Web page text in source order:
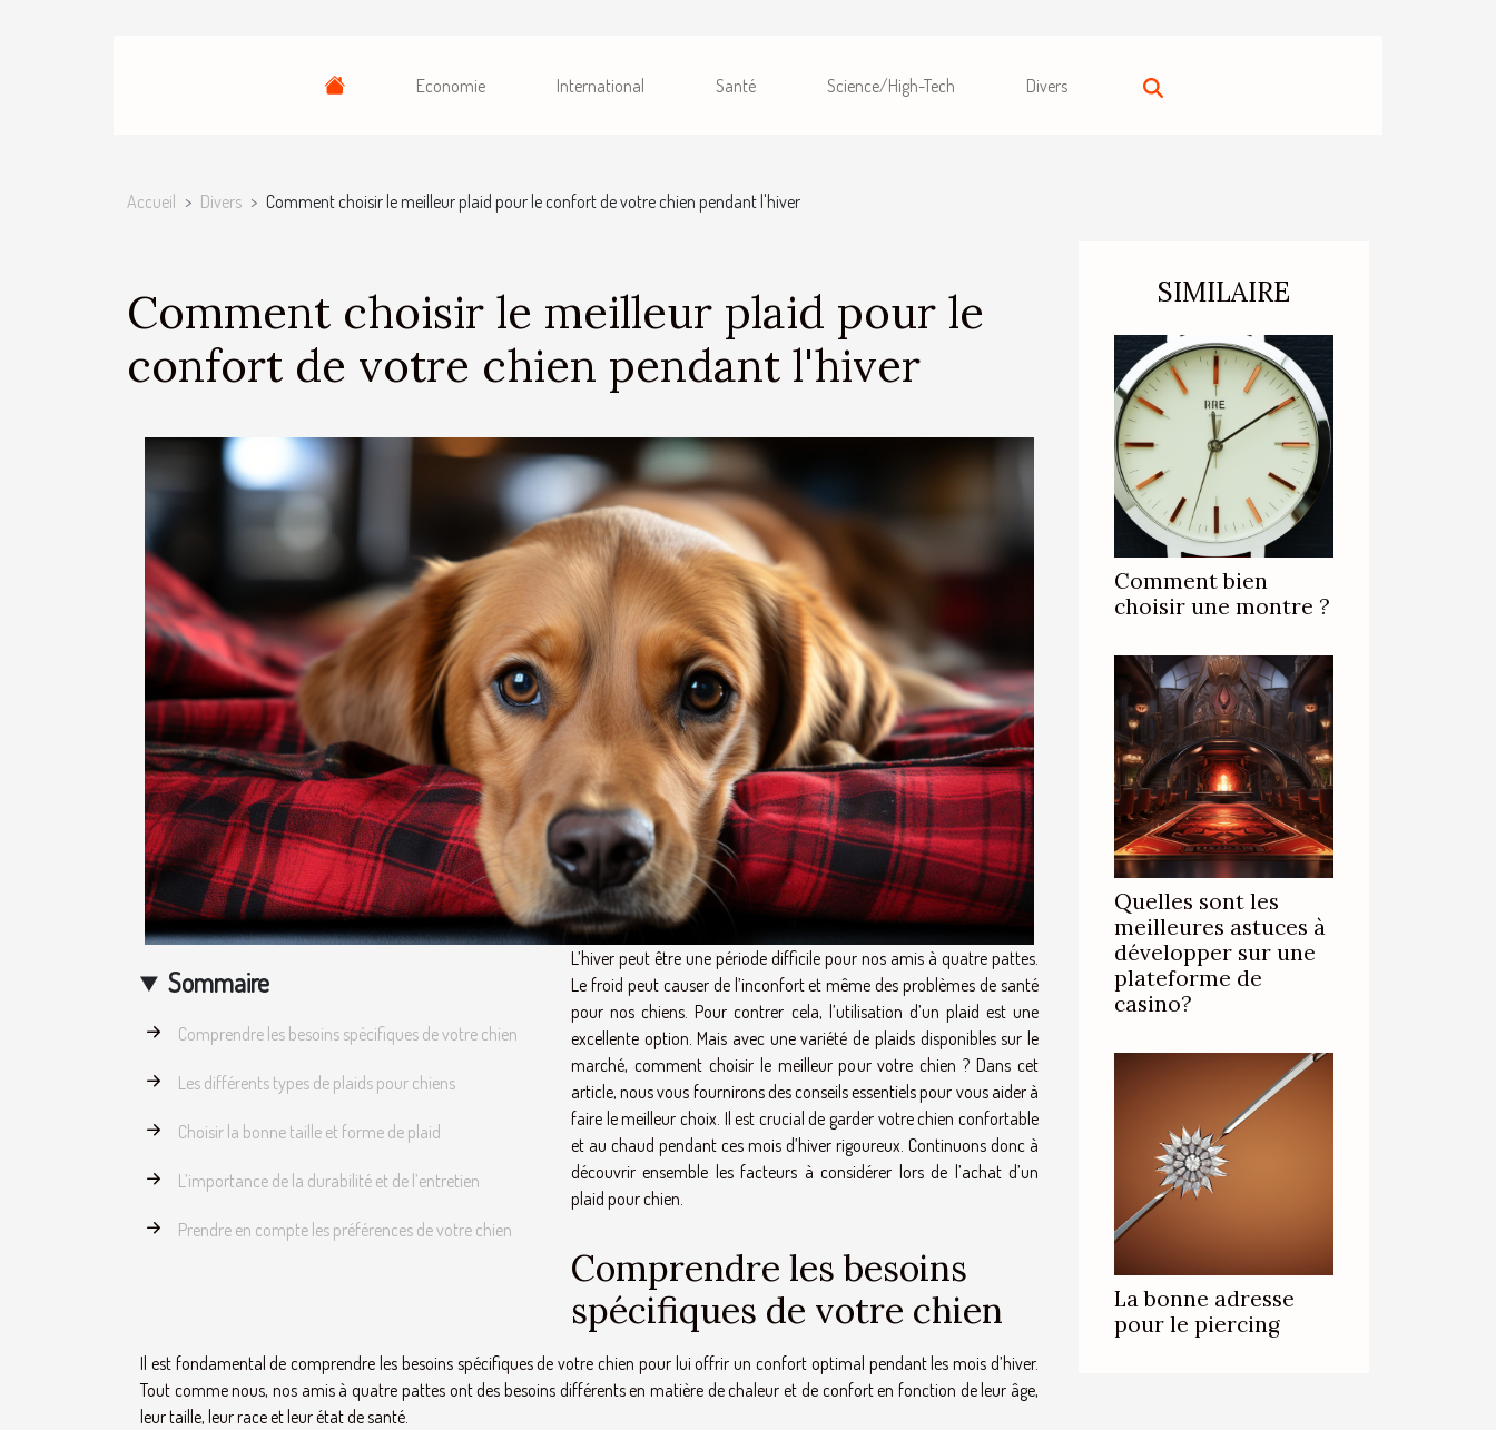
Economie International Santé Science/High-Tech Divers
Accueil Divers Comment choisir le meilleur plaid pour le confort de votre chien pendant l'hiver
Comment choisir le meilleur plaid pour le
confort de votre chien pendant l'hiver
Sommaire
Comprendre les besoins spécifiques de votre chien
Les différents types de plaids pour chiens
Choisir la bonne taille et forme de plaid
L’importance de la durabilité et de l’entretien
Prendre en compte les préférences de votre chien
L’hiver peut être une période difficile pour nos amis à quatre pattes.
Le froid peut causer de l’inconfort et même des problèmes de santé
pour nos chiens. Pour contrer cela, l’utilisation d’un plaid est une
excellente option. Mais avec une variété de plaids disponibles sur le
marché, comment choisir le meilleur pour votre chien ? Dans cet
article, nous vous fournirons des conseils essentiels pour vous aider à
faire le meilleur choix. Il est crucial de garder votre chien confortable
et au chaud pendant ces mois d’hiver rigoureux. Continuons donc à
découvrir ensemble les facteurs à considérer lors de l’achat d’un
plaid pour chien.
Comprendre les besoins
spécifiques de votre chien
Il est fondamental de comprendre les besoins spécifiques de votre chien pour lui offrir un confort optimal pendant les mois d’hiver.
Tout comme nous, nos amis à quatre pattes ont des besoins différents en matière de chaleur et de confort en fonction de leur âge,
leur taille, leur race et leur état de santé.
SIMILAIRE
Comment bien
choisir une montre ?
Quelles sont les
meilleures astuces à
développer sur une
plateforme de
casino?
La bonne adresse
pour le piercing